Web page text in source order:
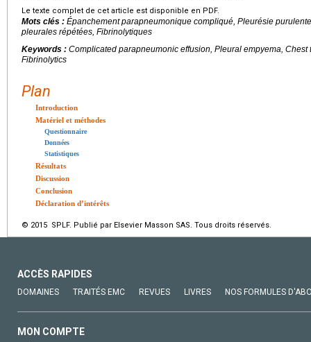
Le texte complet de cet article est disponible en PDF.
Mots clés : Épanchement parapneumonique compliqué, Pleurésie
pleurales répétées, Fibrinolytiques
Keywords : Complicated parapneumonic effusion, Pleural empyema,
Fibrinolytics
Plan
Introduction
Matériel et méthodes
Questionnaire
Données
Statistiques
Résultats
Discussion
Conclusion
Déclaration d’intérêts
© 2015 SPLF. Publié par Elsevier Masson SAS. Tous droits réservés.
ACCÈS RAPIDES
DOMAINES TRAITÉS EMC REVUES LIVRES NOS FORMULES
MON COMPTE